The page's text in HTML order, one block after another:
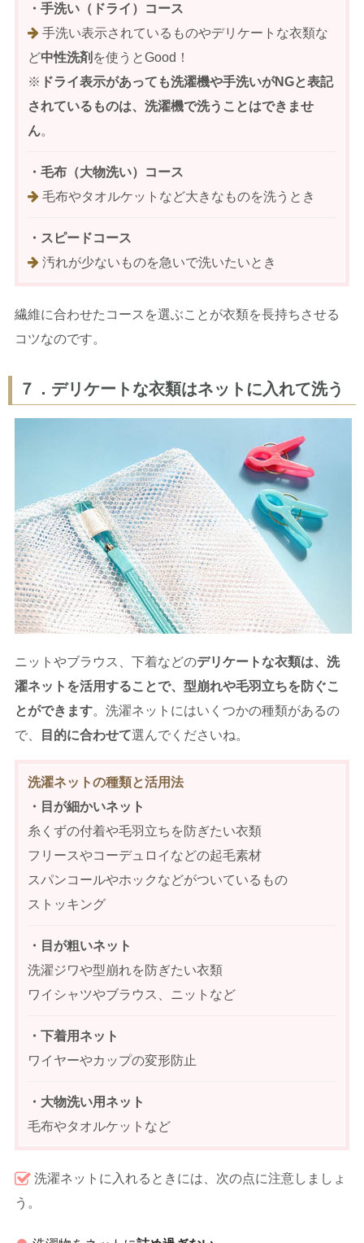
・手洗い（ドライ）コース
手洗い表示されているものやデリケートな衣類な
ど中性洗剤 を使うとGood！
※ ドライ表示があっても洗濯機や手洗いがNGと表記
されているものは、洗濯機で洗うことはできませ
ん。
・毛布（大物洗い）コース
毛布やタオルケットなど大きなものを洗うとき
・スピードコース
汚れが少ないものを急いで洗いたいとき
繊維に合わせたコースを選ぶことが衣類を長持ちさせる
コツなのです。
７．デリケートな衣類はネットに入れて洗う
ニットやブラウス、下着などのデリケートな衣類は、洗
濯ネットを活用することで、型崩れや毛羽立ちを防ぐこ
とができます。洗濯ネットにはいくつかの種類があるの
で、
目的に合わせて選んでくださいね。
洗濯ネットの種類と活用法
・目が細かいネット
糸くずの付着や毛羽立ちを防ぎたい衣類
フリースやコーデュロイなどの起毛素材
スパンコールやホックなどがついているもの
ストッキング
・目が粗いネット
洗濯ジワや型崩れを防ぎたい衣類
ワイシャツやブラウス、ニットなど
・下着用ネット
ワイヤーやカップの変形防止
・大物洗い用ネット
毛布やタオルケットなど
洗濯ネットに入れるときには、次の点に注意しましょ
う。